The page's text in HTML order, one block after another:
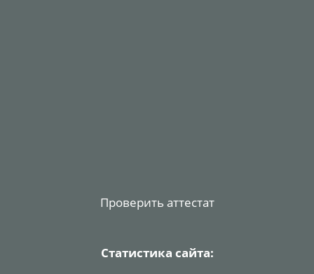
Проверить аттестат
Статистика сайта: